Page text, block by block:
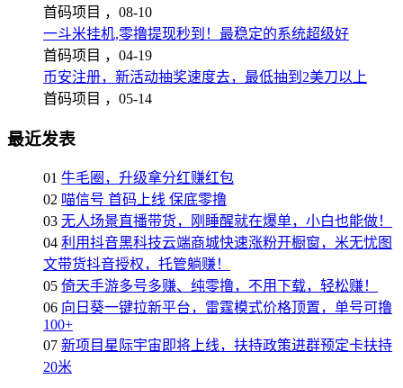
首码项目 ， 08-10
一斗米挂机,零撸提现秒到！最稳定的系统超级好
首码项目 ， 04-19
币安注册，新活动抽奖速度去，最低抽到2美刀以上
首码项目 ， 05-14
最近发表
01 牛毛圈，升级拿分红赚红包
02 喵信号 首码上线 保底零撸
03 无人场景直播带货，刚睡醒就在爆单，小白也能做！
04 利用抖音黑科技云端商城快速涨粉开橱窗，米无忧图
文带货抖音授权，托管躺赚！
05 倚天手游多号多赚、纯零撸，不用下载，轻松赚！
06 向日葵一键拉新平台，雷霆模式价格顶置，单号可撸
100+
07 新项目星际宇宙即将上线，扶持政策进群预定卡扶持
20米